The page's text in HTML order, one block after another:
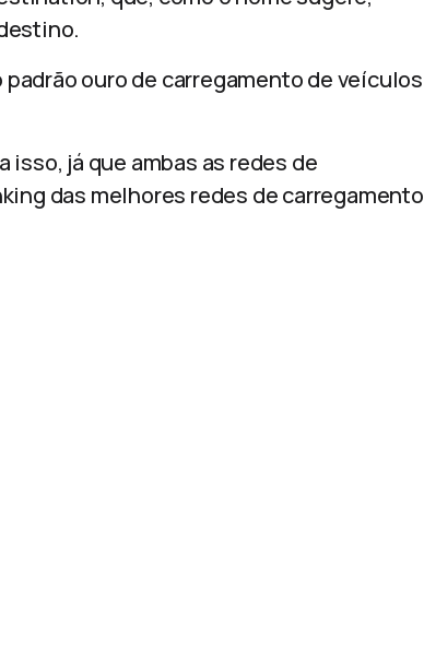
ouro de carregamento de veículos
isso, já que ambas as redes de
das melhores redes de carregamento